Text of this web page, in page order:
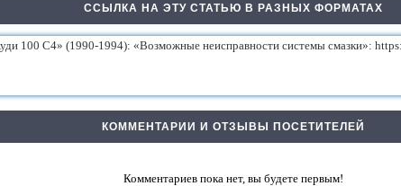
ССЫЛКА НА ЭТУ СТАТЬЮ В РАЗНЫХ ФОРМАТАХ
КОММЕНТАРИИ И ОТЗЫВЫ ПОСЕТИТЕЛЕЙ
Комментариев пока нет, вы будете первым!